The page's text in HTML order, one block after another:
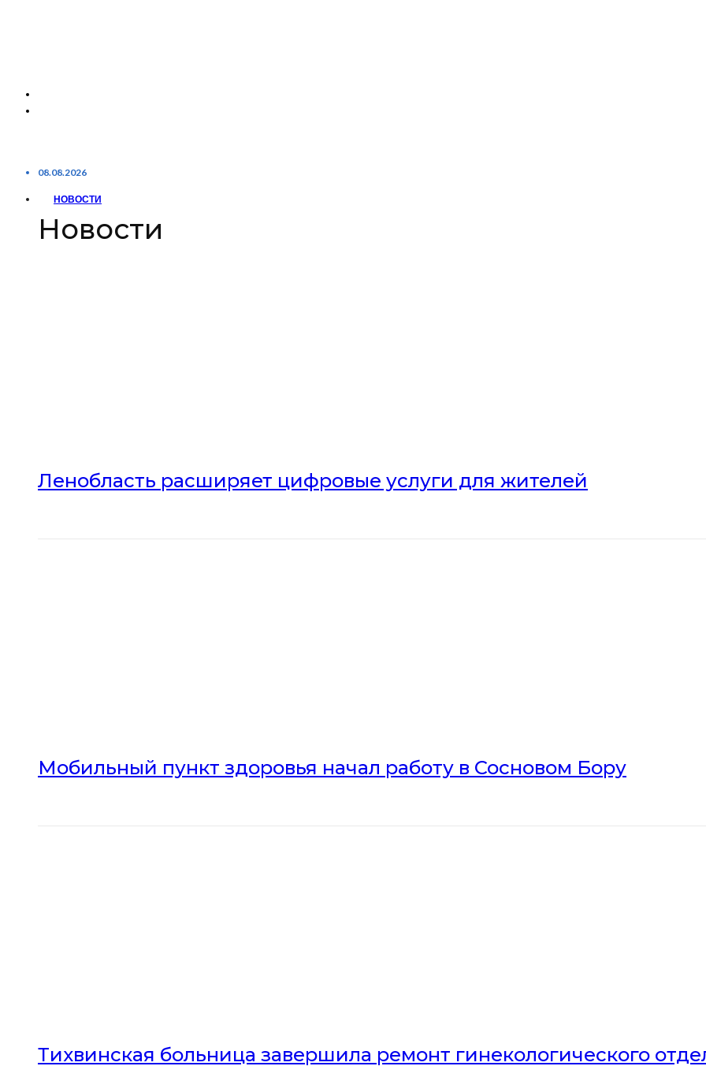
08.08.2026
НОВОСТИ
Новости
Ленобласть расширяет цифровые услуги для жителей
Мобильный пункт здоровья начал работу в Сосновом Бору
Тихвинская больница завершила ремонт гинекологического